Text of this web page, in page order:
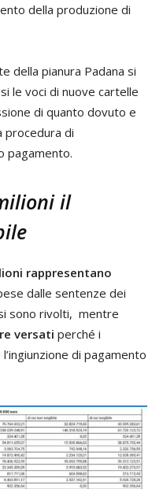
della produzione di
della pianura Padana si
le voci di nuove cartelle
di quanto dovuto e
procedura di
pagamento.
il
rappresentano
dalle sentenze dei
sono rivolti, mentre
versati perché i
di pagamento